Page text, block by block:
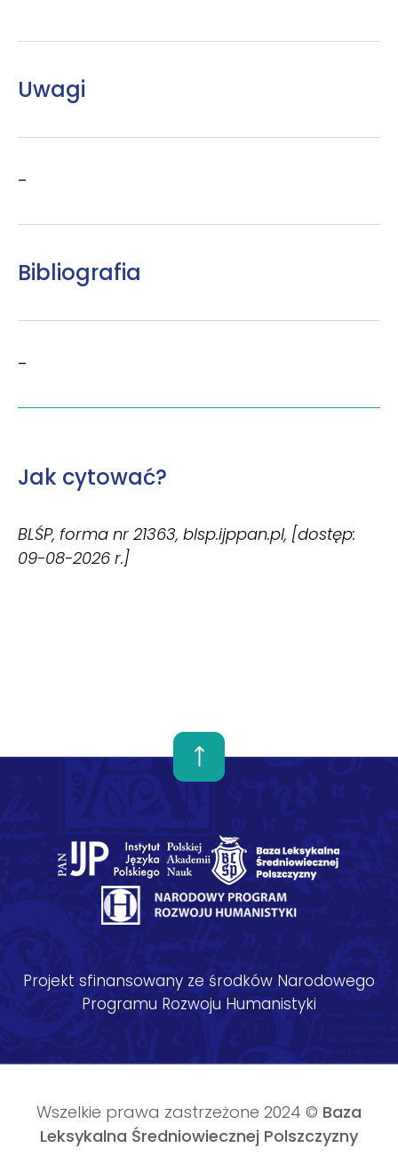
Uwagi
–
Bibliografia
–
Jak cytować?
BLŚP, forma nr 21363, blsp.ijppan.pl, [dostęp:
09-08-2026 r.]
Projekt sfinansowany ze środków Narodowego
Programu Rozwoju Humanistyki
Wszelkie prawa zastrzeżone 2024 © Baza
Leksykalna Średniowiecznej Polszczyzny